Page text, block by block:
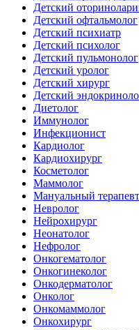
Детский
Детский офтальмолог
Детский психиатр
Детский психолог
Детский пульмонолог
Детский уролог
Детский хирург
Детский
Диетолог
Иммунолог
Инфекционист
Кардиолог
Кардиохирург
Косметолог
Маммолог
Мануальный терапевт
Невролог
Нейрохирург
Неонатолог
Нефролог
Онкогематолог
Онкогинеколог
Онкодерматолог
Онколог
Онкомаммолог
Онкохирург